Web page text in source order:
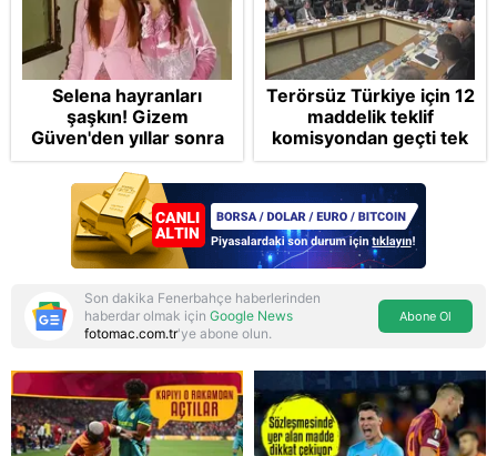
Reddet
Selena hayranları
şaşkın! Gizem
Güven'den yıllar sonra
gelen Cansu Demirci
itirafı! "Konuşmuyoruz"
Terörsüz Türkiye için 12
maddelik teklif
komisyondan geçti tek
madde değişti!
Soruşturma ve cezalar
hangi şartlarda
ertelenecek?
Son dakika Fenerbahçe haberlerinden
haberdar olmak için Google News
fotomac.com.tr'ye abone olun.
Abone Ol